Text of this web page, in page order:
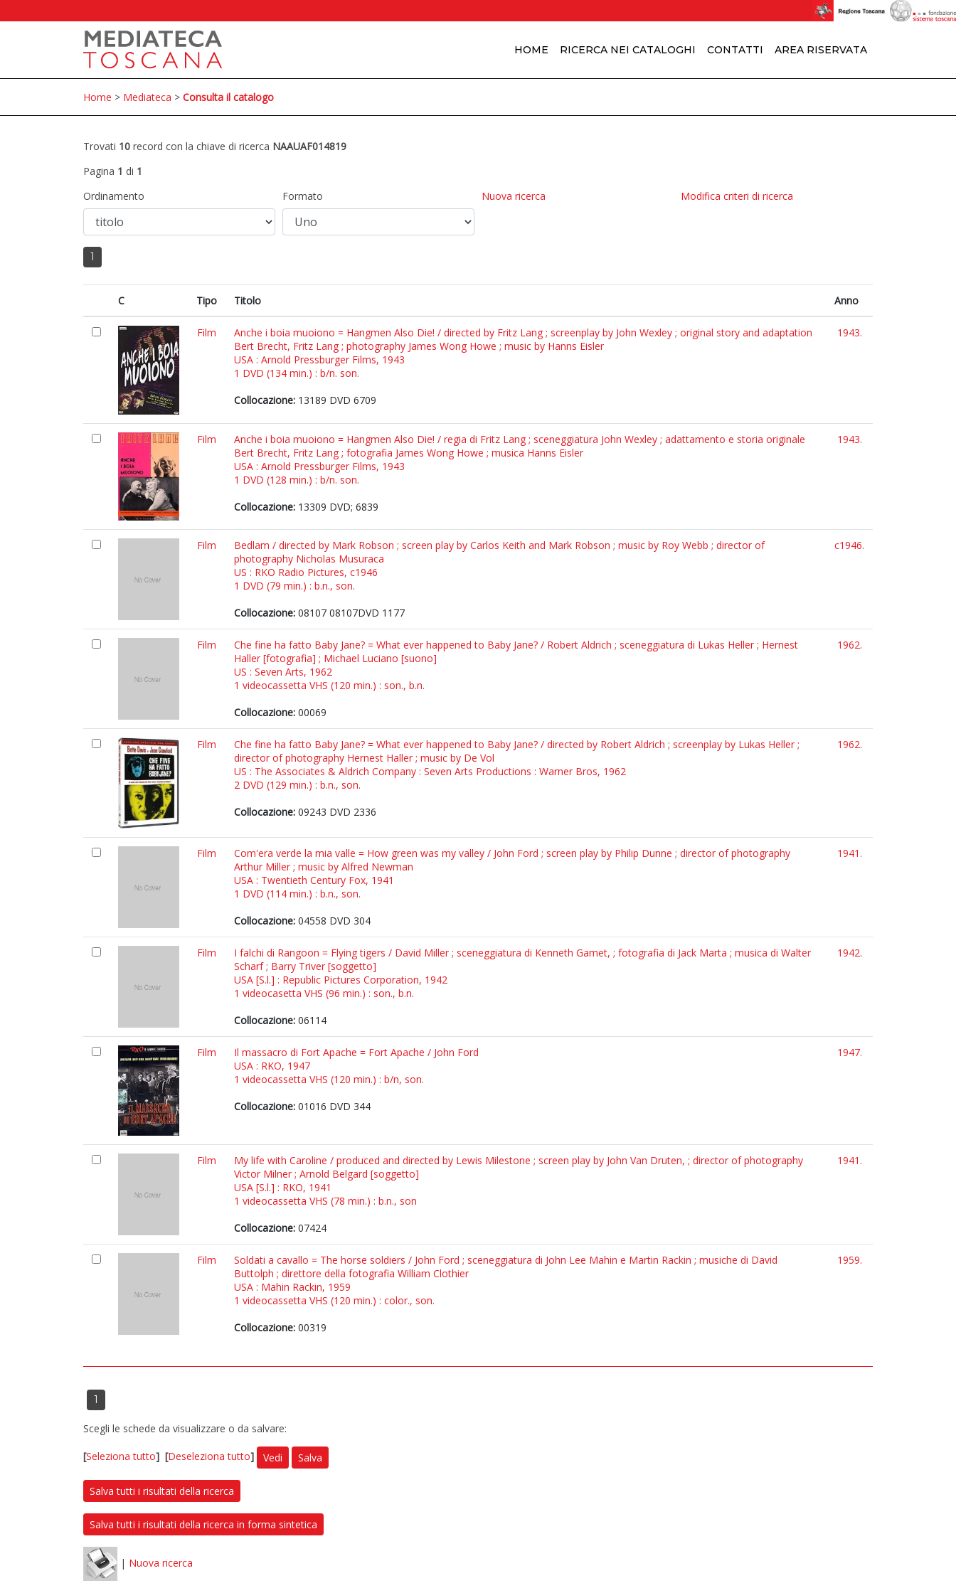
HOME RICERCA NEI CATALOGHI CONTATTI AREA RISERVATA
Home > Mediateca > Consulta il catalogo
Trovati 10 record con la chiave di ricerca NAAUAF014819
Pagina 1 di 1
Ordinamento
Formato Nuova ricerca Modifica criteri di ricerca
1
C Tipo Titolo Anno
Film
Anche i boia muoiono = Hangmen Also Die! / directed by Fritz Lang ; screenplay by John Wexley ; original story and adaptation
Bert Brecht, Fritz Lang ; photography James Wong Howe ; music by Hanns Eisler
USA : Arnold Pressburger Films, 1943
1 DVD (134 min.) : b/n. son.
Collocazione: 13189 DVD 6709
1943.
Film
Anche i boia muoiono = Hangmen Also Die! / regia di Fritz Lang ; sceneggiatura John Wexley ; adattamento e storia originale
Bert Brecht, Fritz Lang ; fotografia James Wong Howe ; musica Hanns Eisler
USA : Arnold Pressburger Films, 1943
1 DVD (128 min.) : b/n. son.
Collocazione: 13309 DVD; 6839
1943.
Film
Bedlam / directed by Mark Robson ; screen play by Carlos Keith and Mark Robson ; music by Roy Webb ; director of
photography Nicholas Musuraca
US : RKO Radio Pictures, c1946
1 DVD (79 min.) : b.n., son.
Collocazione: 08107 08107DVD 1177
c1946.
Film
Che fine ha fatto Baby Jane? = What ever happened to Baby Jane? / Robert Aldrich ; sceneggiatura di Lukas Heller ; Hernest
Haller [fotografia] ; Michael Luciano [suono]
US : Seven Arts, 1962
1 videocassetta VHS (120 min.) : son., b.n.
Collocazione: 00069
1962.
Film
Che fine ha fatto Baby Jane? = What ever happened to Baby Jane? / directed by Robert Aldrich ; screenplay by Lukas Heller ;
director of photography Hernest Haller ; music by De Vol
US : The Associates & Aldrich Company : Seven Arts Productions : Warner Bros, 1962
2 DVD (129 min.) : b.n., son.
Collocazione: 09243 DVD 2336
1962.
Film
Com'era verde la mia valle = How green was my valley / John Ford ; screen play by Philip Dunne ; director of photography
Arthur Miller ; music by Alfred Newman
USA : Twentieth Century Fox, 1941
1 DVD (114 min.) : b.n., son.
Collocazione: 04558 DVD 304
1941.
Film
I falchi di Rangoon = Flying tigers / David Miller ; sceneggiatura di Kenneth Gamet, ; fotografia di Jack Marta ; musica di Walter
Scharf ; Barry Triver [soggetto]
USA [S.l.] : Republic Pictures Corporation, 1942
1 videocasetta VHS (96 min.) : son., b.n.
Collocazione: 06114
1942.
Film
Il massacro di Fort Apache = Fort Apache / John Ford
USA : RKO, 1947
1 videocassetta VHS (120 min.) : b/n, son.
Collocazione: 01016 DVD 344
1947.
Film
My life with Caroline / produced and directed by Lewis Milestone ; screen play by John Van Druten, ; director of photography
Victor Milner ; Arnold Belgard [soggetto]
USA [S.l.] : RKO, 1941
1 videocassetta VHS (78 min.) : b.n., son
Collocazione: 07424
1941.
Film
Soldati a cavallo = The horse soldiers / John Ford ; sceneggiatura di John Lee Mahin e Martin Rackin ; musiche di David
Buttolph ; direttore della fotografia William Clothier
USA : Mahin Rackin, 1959
1 videocassetta VHS (120 min.) : color., son.
Collocazione: 00319
1959.
1
Scegli le schede da visualizzare o da salvare:
[Seleziona tutto] [Deseleziona tutto] Vedi Salva
Salva tutti i risultati della ricerca
Salva tutti i risultati della ricerca in forma sintetica
| Nuova ricerca